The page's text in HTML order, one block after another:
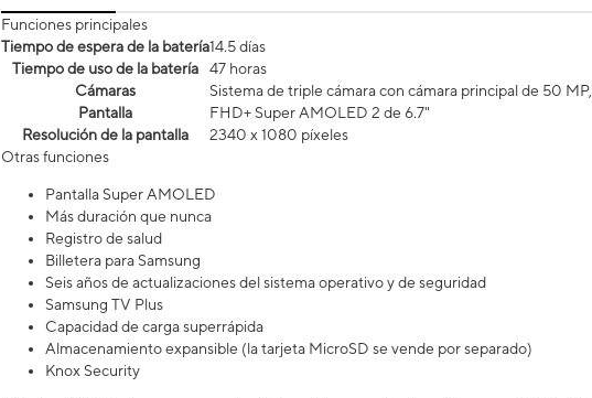
Funciones principales
Tiempo de espera de la batería14.5 días
Tiempo de uso de la batería
47 horas
Cámaras
Sistema de triple cámara con cámara principal de 50
Pantalla
FHD+ Super AMOLED 2 de 6.7"
Resolución de la pantalla
2340 x 1080 píxeles
Otras funciones
Pantalla Super AMOLED
Más duración que nunca
Registro de salud
Billetera para Samsung
Seis años de actualizaciones del sistema operativo y de seguridad
Samsung TV Plus
Capacidad de carga superrápida
Almacenamiento expansible (la tarjeta MicroSD se vende por separado)
Knox Security